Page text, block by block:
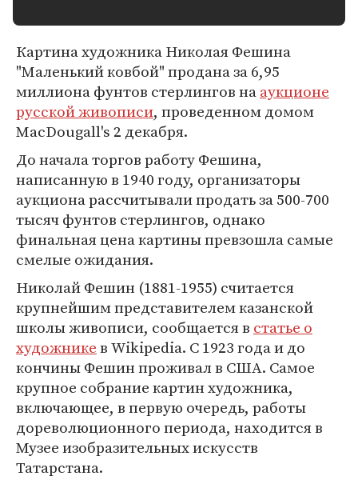
Картина художника Николая Фешина
"Маленький ковбой" продана за 6,95
миллиона фунтов стерлингов нааукционе
русской живописи, проведенном домом
MacDougall's 2 декабря.
До начала торгов работу Фешина,
написанную в 1940 году, организаторы
аукциона рассчитывали продать за 500-700
тысяч фунтов стерлингов, однако
финальная цена картины превзошла самые
смелые ожидания.
Николай Фешин (1881-1955) считается
крупнейшим представителем казанской
школы живописи, сообщается в статье о
художникев Wikipedia. С 1923 года и до
кончины Фешин проживал в США. Самое
крупное собрание картин художника,
включающее, в первую очередь, работы
дореволюционного периода, находится в
Музее изобразительных искусств
Татарстана.